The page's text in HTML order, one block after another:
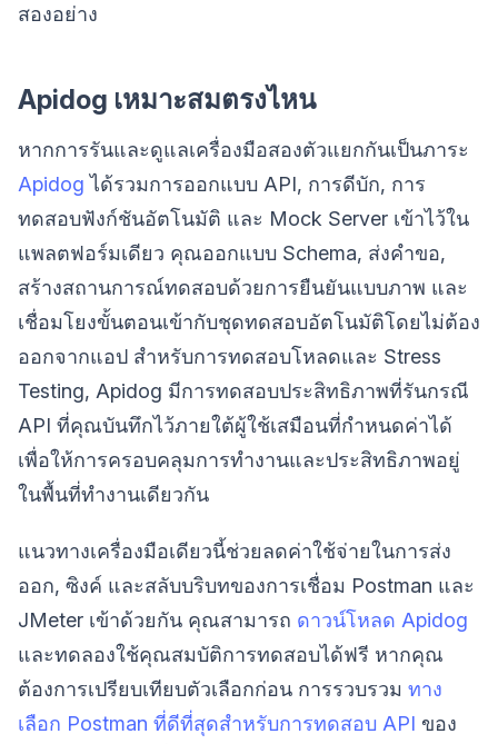
สองอย่าง
Apidog เหมาะสมตรงไหน
หากการรันและดูแลเครื่องมือสองตัวแยกกันเป็นภาระ
Apidog ได้รวมการออกแบบ API, การดีบัก, การ
ทดสอบฟังก์ชันอัตโนมัติ และ Mock Server เข้าไว้ใน
แพลตฟอร์มเดียว คุณออกแบบ Schema, ส่งคำขอ,
สร้างสถานการณ์ทดสอบด้วยการยืนยันแบบภาพ และ
เชื่อมโยงขั้นตอนเข้ากับชุดทดสอบอัตโนมัติโดยไม่ต้อง
ออกจากแอป สำหรับการทดสอบโหลดและ Stress
Testing, Apidog มีการทดสอบประสิทธิภาพที่รันกรณี
API ที่คุณบันทึกไว้ภายใต้ผู้ใช้เสมือนที่กำหนดค่าได้
เพื่อให้การครอบคลุมการทำงานและประสิทธิภาพอยู่
ในพื้นที่ทำงานเดียวกัน
แนวทางเครื่องมือเดียวนี้ช่วยลดค่าใช้จ่ายในการส่ง
ออก, ซิงค์ และสลับบริบทของการเชื่อม Postman และ
JMeter เข้าด้วยกัน คุณสามารถ ดาวน์โหลด Apidog
และทดลองใช้คุณสมบัติการทดสอบได้ฟรี หากคุณ
ต้องการเปรียบเทียบตัวเลือกก่อน การรวบรวม ทาง
เลือก Postman ที่ดีที่สุดสำหรับการทดสอบ API ของ